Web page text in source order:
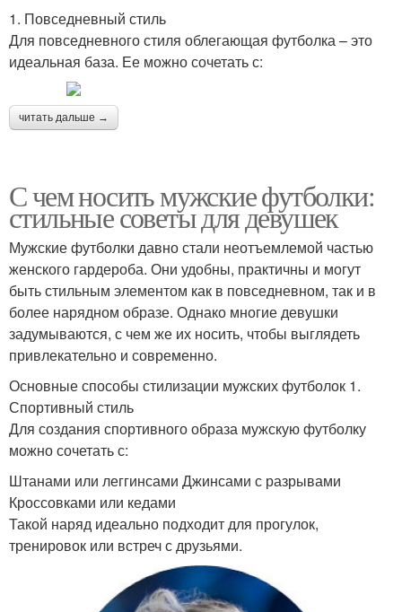
1. Повседневный стиль
Для повседневного стиля облегающая футболка – это
идеальная база. Ее можно сочетать с:
читать дальше →
С чем носить мужские футболки:
стильные советы для девушек
Мужские футболки давно стали неотъемлемой частью
женского гардероба. Они удобны, практичны и могут
быть стильным элементом как в повседневном, так и в
более нарядном образе. Однако многие девушки
задумываются, с чем же их носить, чтобы выглядеть
привлекательно и современно.
Основные способы стилизации мужских футболок 1.
Спортивный стиль
Для создания спортивного образа мужскую футболку
можно сочетать с:
Штанами или леггинсами Джинсами с разрывами
Кроссовками или кедами
Такой наряд идеально подходит для прогулок,
тренировок или встреч с друзьями.